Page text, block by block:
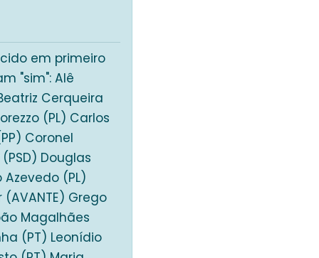
em primeiro
"sim": Alê
Cerqueira
(PL) Carlos
Coronel
Douglas
Azevedo (PL)
(AVANTE) Grego
Magalhães
(PT) Leonídio